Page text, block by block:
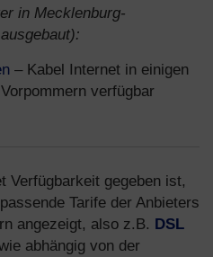
in Mecklenburg-
– Kabel Internet in einigen
verfügbar
Verfügbarkeit gegeben ist,
Tarife der Anbieters
angezeigt, also z.B. DSL
abhängig von der